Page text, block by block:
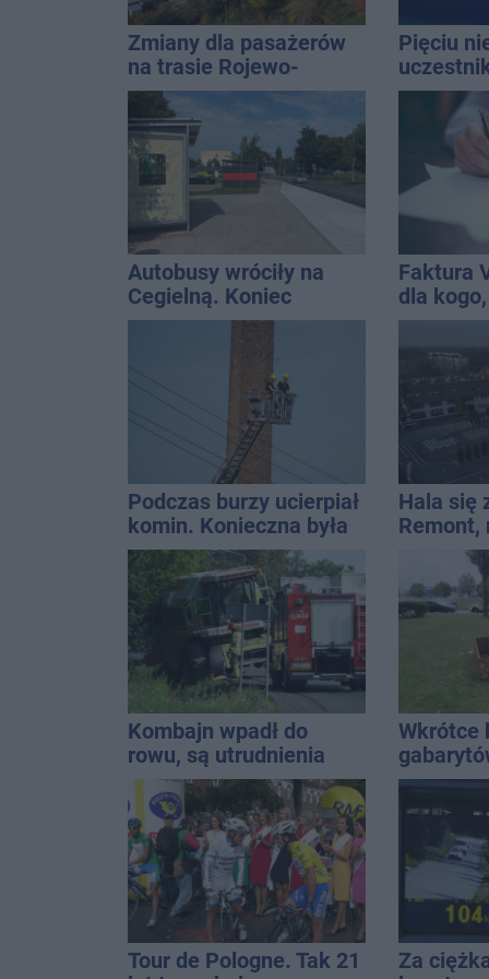
Zmiany dla pasażerów
na trasie Rojewo-
Inowrocław
Pięciu
wpadło
promila
Autobusy wróciły na
Cegielną. Koniec
remontu zatok
Faktura
dla
Podczas burzy ucierpiał
komin. Konieczna była
interwencja strażaków
Hala się
Remont,
Kombajn wpadł do
rowu, są utrudnienia
Wkrótce
Tour de Pologne. Tak 21
Za